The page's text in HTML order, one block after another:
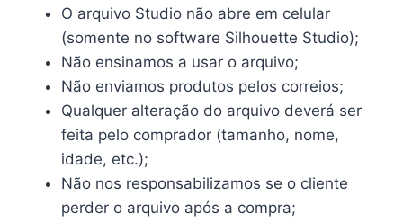
O arquivo Studio não abre em celular
(somente no software Silhouette Studio);
Não ensinamos a usar o arquivo;
Não enviamos produtos pelos correios;
Qualquer alteração do arquivo deverá ser
feita pelo comprador (tamanho, nome,
idade, etc.);
Não nos responsabilizamos se o cliente
perder o arquivo após a compra;